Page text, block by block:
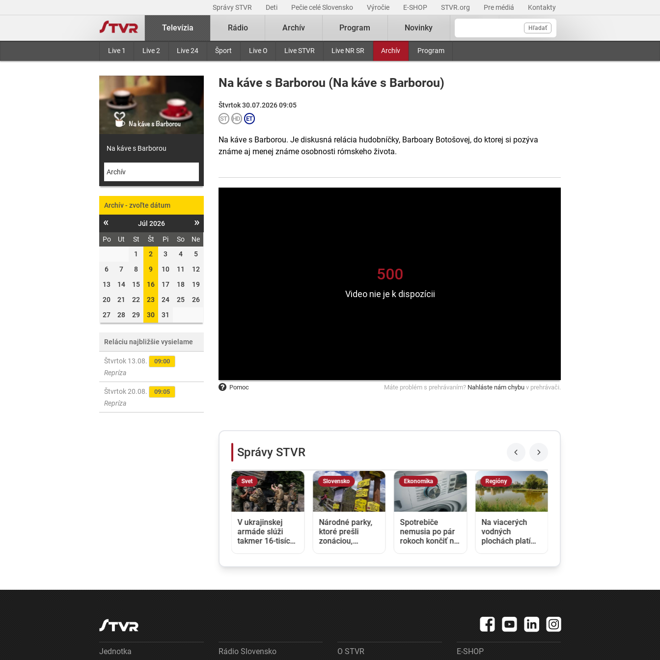
Správy STVR Deti Pečie celé Slovensko Výročie E-SHOP STVR.org Pre médiá Kontakty
Hľadať
Televízia
Live 1 Live 2 Live 24 Šport Live O Live STVR Live NR SR Archív Program
Rádio Archív Program Novinky
Na káve s Barborou (Na káve s Barborou)
Štvrtok 30.07.2026 09:05
Na káve s Barborou. Je diskusná relácia hudobníčky, Barboary Botošovej, do ktorej si pozýva
známe aj menej známe osobnosti rómskeho života.
Pomoc Máte problém s prehrávaním? Nahláste nám chybu v prehrávači.
Na káve s Barborou
Archív
Archív - zvoľte dátum
« Júl 2026 »
Po Ut St Št Pi So
Ne
1
2 3 4
5
6
7 8 9 10 11
12
13
14 15 16 17 18
19
20
21 22 23 24 25
26
27
28 29 30 31
Reláciu najbližšie vysielame
Štvrtok 13.08. 09:00
Repríza
Štvrtok 20.08. 09:05
Repríza
Správy STVR
Svet
V ukrajinskej
armáde slúži
takmer 16-tisíc
Slovensko
Národné parky,
ktoré prešli
zonáciou,
Ministri Taraba a
Ekonomika
Spotrebiče
nemusia po pár
rokoch končiť na
na opravu
Regióny
Na viacerých
vodných
plochách platí
zvýšený výskyt
Jednotka
Rádio Slovensko
O STVR
E-SHOP